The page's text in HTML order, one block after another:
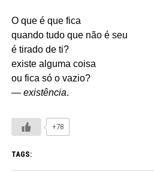
O que é que fica
quando tudo que não é seu
é tirado de ti?
existe alguma coisa
ou fica só o vazio?
— existência.
+78
TAGS: